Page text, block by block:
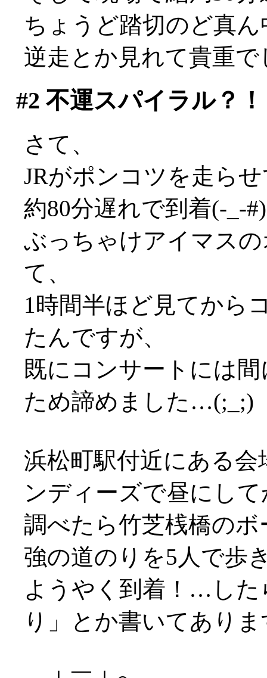
ちょうど踏切のど真
逆走とか見れて貴重
#2 不運スパイラル？！
さて、
JRがポンコツを走ら
約80分遅れで到着(-_-#)
ぶっちゃけアイマス
て、
1時間半ほど見てから
たんですが、
既にコンサートには
ため諦めました…(;_;)
浜松町駅付近にある
ンディーズで昼にし
調べたら竹芝桟橋の
強の道のりを5人で歩
ようやく到着！…した
り」とか書いてあり